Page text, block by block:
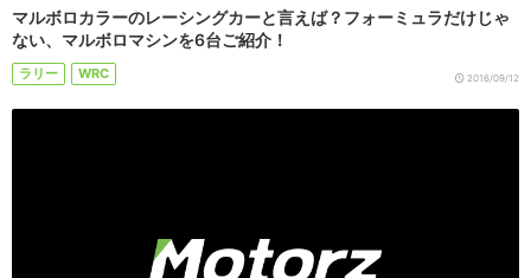
マルボロカラーのレーシングカーと言えば？フォーミュラだけじゃ
ない、マルボロマシンを6台ご紹介！
ラリー WRC 2016/09/12